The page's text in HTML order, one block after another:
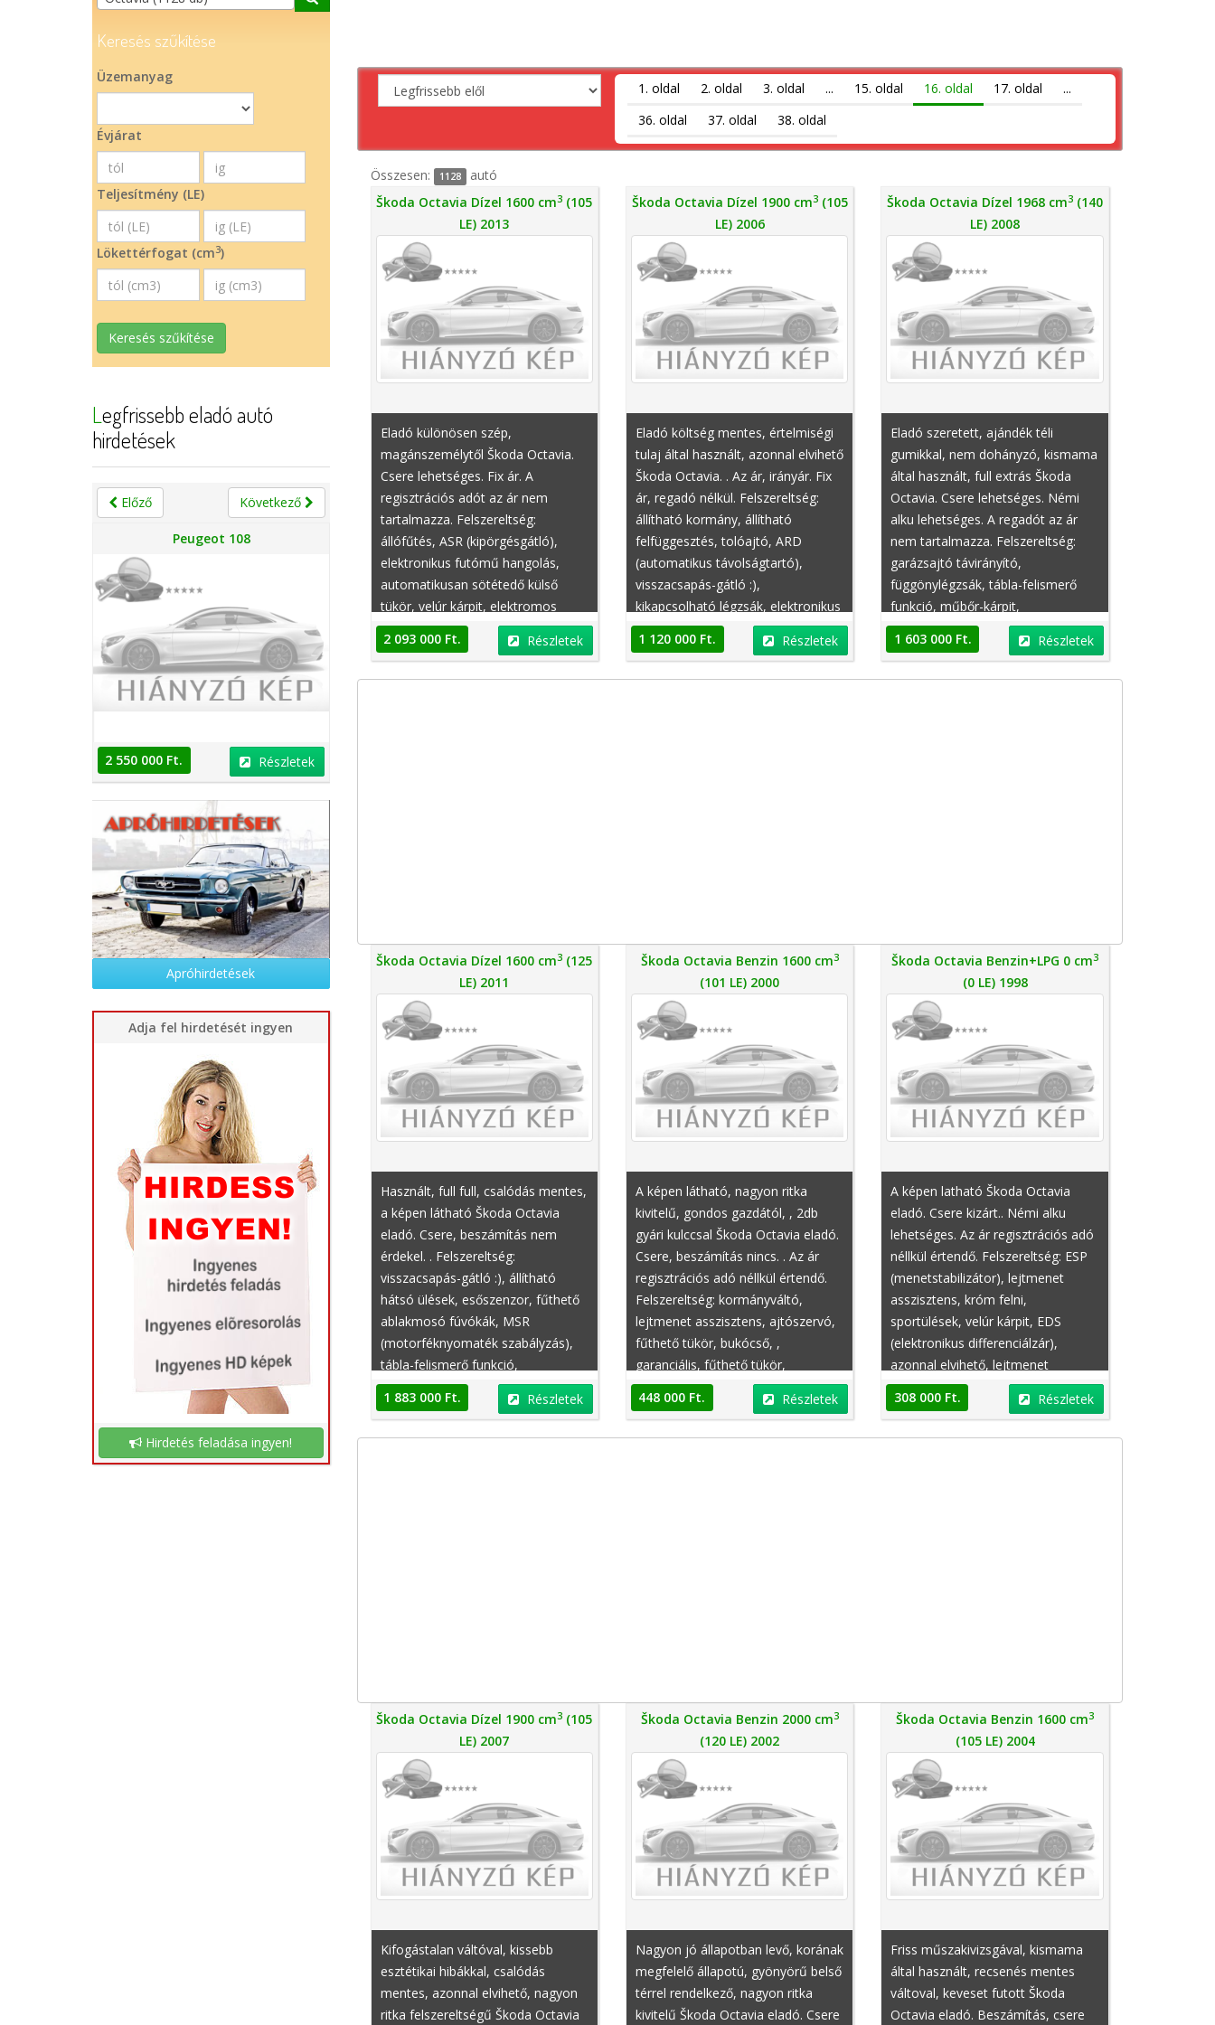
Keresés szűkítése
Üzemanyag
Évjárat
Teljesítmény (LE)
Lökettérfogat (cm3)
Keresés szűkítése
Legfrissebb eladó autó
hirdetések
Előző Következő
Peugeot 108
2 550 000 Ft. Részletek
Peugeot 108 Dacia Lodgy Mercedes-Benz E-Klasse
Apróhirdetések
Adja fel hirdetését ingyen
Hirdetés feladása ingyen!
1. oldal 2. oldal 3. oldal ... 15. oldal 16. oldal 17. oldal
...
36. oldal
37. oldal 38. oldal
Összesen: 1128
autó
Škoda Octavia Dízel 1600 cm3 (105
LE) 2013
Eladó különösen szép,
magánszemélytől Škoda Octavia.
Csere lehetséges. Fix ár. A
regisztrációs adót az ár nem
tartalmazza. Felszereltség:
állófűtés, ASR (kipörgésgátló),
elektronikus futómű hangolás,
automatikusan sötétedő külső
tükör, velúr kárpit, elektromos
tolótető, jobbkormányos
2 093 000 Ft. Részletek
Škoda Octavia Dízel 1900 cm3(105
LE) 2006
Eladó költség mentes, értelmiségi
tulaj által használt, azonnal elvihető
Škoda Octavia. . Az ár, irányár. Fix
ár, regadó nélkül. Felszereltség:
állítható kormány, állítható
felfüggesztés, tolóajtó, ARD
(automatikus távolságtartó),
visszacsapás-gátló :),
kikapcsolható légzsák, elektronikus
futómű hangolás, bukócső, bőr
belső
1 120 000 Ft. Részletek
Škoda Octavia Dízel 1968 cm3 (140
LE) 2008
Eladó szeretett, ajándék téli
gumikkal, nem dohányzó, kismama
által használt, full extrás Škoda
Octavia. Csere lehetséges. Némi
alku lehetséges. A regadót az ár
nem tartalmazza. Felszereltség:
garázsajtó távirányító,
függönylégzsák, tábla-felismerő
funkció, műbőr-kárpit,
elektromosan behajtható külső
tükrök, fékasszisztens, tempomat,
1 603 000 Ft. Részletek
Škoda Octavia Dízel 1600 cm3 (125
LE) 2011
Használt, full full, csalódás mentes,
a képen látható Škoda Octavia
eladó. Csere, beszámítás nem
érdekel. . Felszereltség:
visszacsapás-gátló :), állítható
hátsó ülések, esőszenzor, fűthető
ablakmosó fúvókák, MSR
(motorféknyomaték szabályzás),
tábla-felismerő funkció,
oldallégzsák, elektromos tükör,
frissen szervizelt, elektromos
1 883 000 Ft. Részletek
Škoda Octavia Benzin 1600 cm3
(101 LE) 2000
A képen látható, nagyon ritka
kivitelű, gondos gazdától, , 2db
gyári kulccsal Škoda Octavia eladó.
Csere, beszámítás nincs. . Az ár
regisztrációs adó néllkül értendő.
Felszereltség: kormányváltó,
lejtmenet asszisztens, ajtószervó,
fűthető tükör, bukócső, ,
garanciális, fűthető tükör,
mozgássérült, vonóhorog, hölgy
tulajdonostól, bőr belső,
448 000 Ft. Részletek
Škoda Octavia Benzin+LPG 0 cm3
(0 LE) 1998
A képen latható Škoda Octavia
eladó. Csere kizárt.. Némi alku
lehetséges. Az ár regisztrációs adó
néllkül értendő. Felszereltség: ESP
(menetstabilizátor), lejtmenet
asszisztens, króm felni,
sportülések, velúr kárpit, EDS
(elektronikus differenciálzár),
azonnal elvihető, lejtmenet
asszisztens, ABS (blokkolásgátló),
gyalogos légzsák, deréktámasz,
308 000 Ft. Részletek
Škoda Octavia Dízel 1900 cm3 (105
LE) 2007
Kifogástalan váltóval, kissebb
esztétikai hibákkal, csalódás
mentes, azonnal elvihető, nagyon
ritka felszereltségű Škoda Octavia
Škoda Octavia Benzin 2000 cm3
(120 LE) 2002
Nagyon jó állapotban levő, korának
megfelelő állapotú, gyönyörű belső
térrel rendelkező, nagyon ritka
kivitelű Škoda Octavia eladó. Csere
Škoda Octavia Benzin 1600 cm3
(105 LE) 2004
Friss műszakivizsgával, kismama
által használt, recsenés mentes
váltoval, keveset futott Škoda
Octavia eladó. Beszámítás, csere